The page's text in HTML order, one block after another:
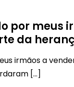
por meus
da
irmãos a
[…]